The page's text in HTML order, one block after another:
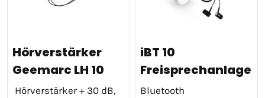
Hörverstärker
Geemarc LH 10
Hörverstärker + 30 dB,
iBT 10
Freisprechanlage
Bluetooth